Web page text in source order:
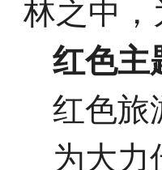
林之中，
红色主
红色旅
为大力